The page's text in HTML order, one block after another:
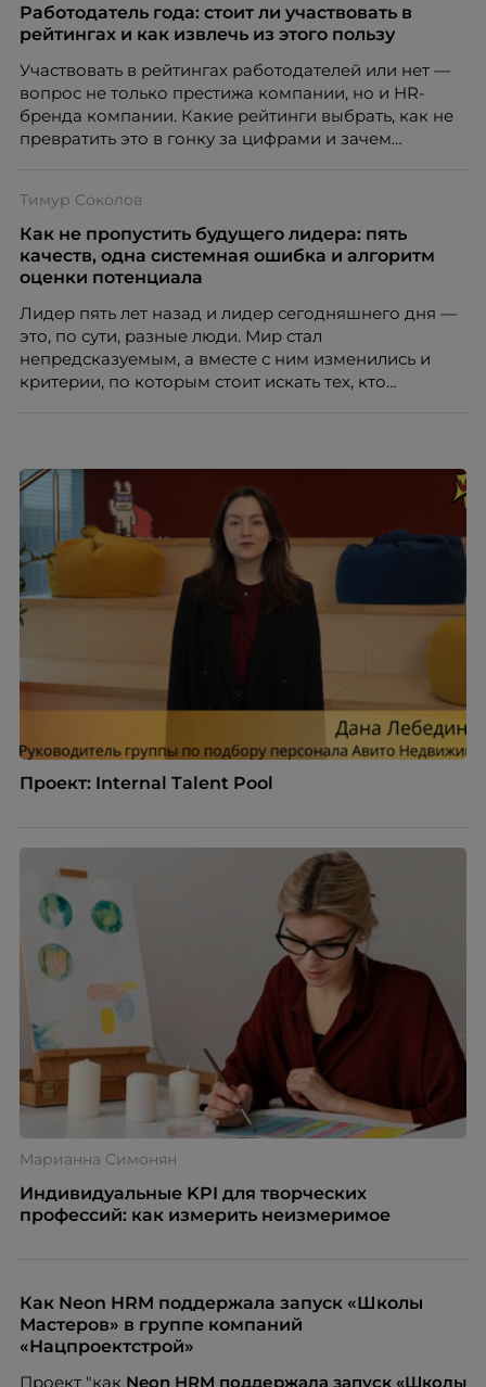
Работодатель года: стоит ли участвовать в
рейтингах и как извлечь из этого пользу
Участвовать в рейтингах работодателей или нет —
вопрос не только престижа компании, но и HR-
бренда компании. Какие рейтинги выбрать, как не
превратить это в гонку за цифрами и зачем
Чеснокова, HR-директор Right line.
Тимур Соколов
Как не пропустить будущего лидера: пять
качеств, одна системная ошибка и алгоритм
оценки потенциала
Лидер пять лет назад и лидер сегодняшнего дня —
это, по сути, разные люди. Мир стал
непредсказуемым, а вместе с ним изменились и
критерии, по которым стоит искать тех, кто
системы оценки часто упускают самых талантливых
людей и как выявить лидерский потенциал ещё до
того, как он проявится в цифрах KPI, рассказывает
Тимур Соколов, ключевой эксперт по
стратегическому развитию и формированию
культуры лидерства в организациях.
Проект: Internal Talent Pool
Марианна Симонян
Индивидуальные KPI для творческих
профессий: как измерить неизмеримое
Как Neon HRM поддержала запуск «Школы
Мастеров» в группе компаний
«Нацпроектстрой»
Проект "как Neon HRM поддержала запуск «Школы